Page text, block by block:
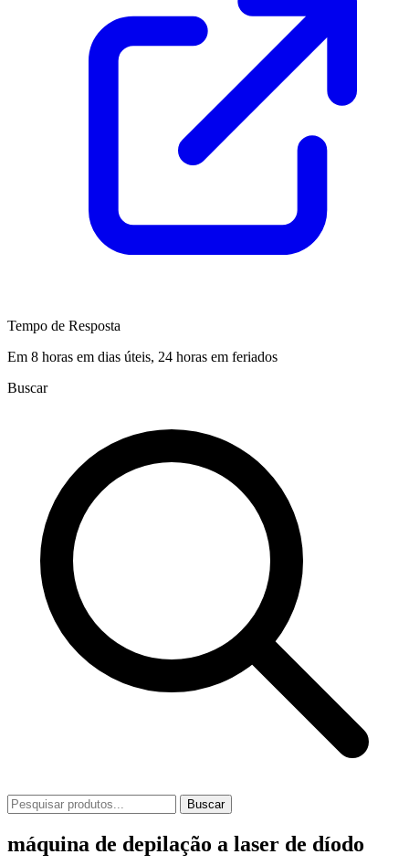
Tempo de Resposta
Em 8 horas em dias úteis, 24 horas em feriados
Buscar
Buscar
máquina de depilação a laser de díodo